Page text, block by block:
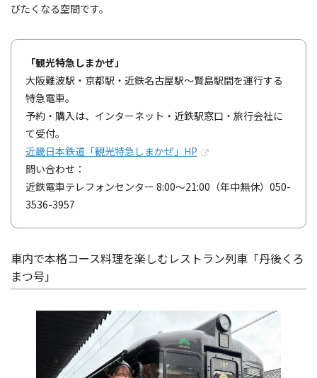
びたくなる空間です。
「観光特急しまかぜ」
大阪難波駅・京都駅・近鉄名古屋駅～賢島駅間を運行する
特急電車。
予約・購入は、インターネット・近鉄駅窓口・旅行会社に
て受付。
近畿日本鉄道「観光特急しまかぜ」HP
問い合わせ：
近鉄電車テレフォンセンター 8:00～21:00（年中無休）050-
3536-3957
車内で本格コース料理を楽しむレストラン列車「丹後くろ
まつ号」